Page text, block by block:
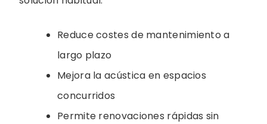
Reduce costes de mantenimiento a
largo plazo
Mejora la acústica en espacios
concurridos
Permite renovaciones rápidas sin